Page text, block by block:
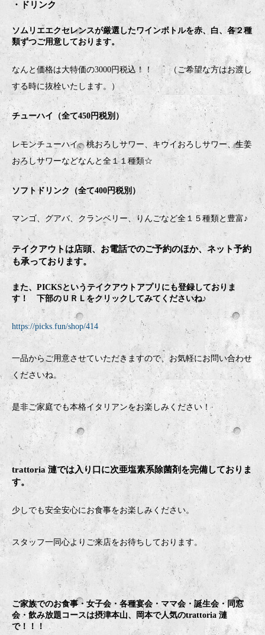
・ドリンク
ソムリエエクセレンスが厳選したワインボトルを赤、白、各２種
類ずつご用意しております。
なんと価格は大特価の3000円税込！！ （ご希望な方はお渡し
する時に抜栓いたします。）
チューハイ（全て450円税別）
レモンチューハイ、桃おろしサワー、キウイおろしサワー、生姜
おろしサワーなどなんと全１１種類☆
ソフトドリンク（全て400円税別）
マンゴ、グアバ、クランベリー、りんごなど全１５種類と豊富♪
テイクアウトは店頭、お電話でのご予約のほか、ネット予約
も承っております。
また、PICKSというテイクアウトアプリにも登録しておりま
す！ 下部のＵＲＬをクリックしてみてくださいね♪
https://picks.fun/shop/414
一品からご用意させていただきますので、お気軽にお問い合わせ
くださいね。
是非ご家庭でも本格イタリアンをお楽しみください！
trattoria 漣では入り口に次亜塩素系除菌剤を完備しておりま
す。
少しでも安全安心にお食事をお楽しみください。
スタッフ一同心よりご来店をお待ちしております。
ご家族でのお食事・女子会・各種宴会・ママ会・誕生会・同窓
会・飲み放題コースは摂津本山、岡本で人気のtrattoria 漣
で！！！